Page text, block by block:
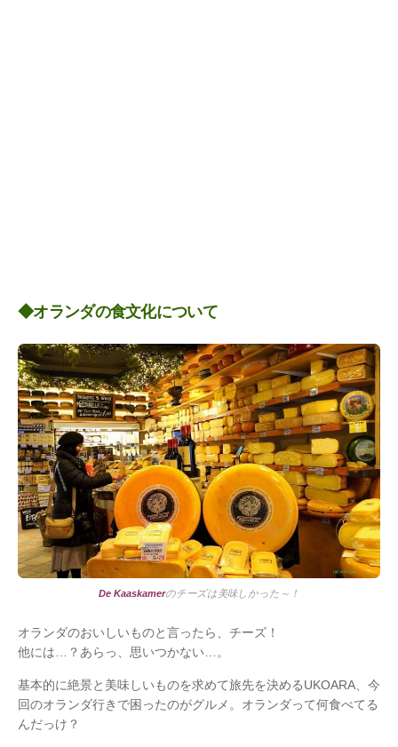
◆オランダの食文化について
De Kaaskamerのチーズは美味しかった～！
オランダのおいしいものと言ったら、チーズ！
他には…？あらっ、思いつかない…。
基本的に絶景と美味しいものを求めて旅先を決めるUKOARA、今
回のオランダ行きで困ったのがグルメ。オランダって何食べてる
んだっけ？